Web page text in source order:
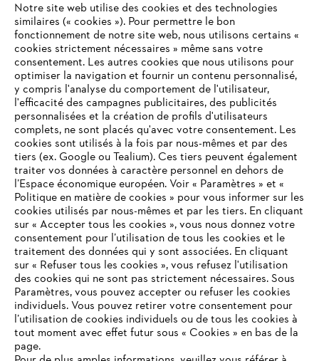
#STIHL
L'Entreprise
STIHL FAQ
Contact
Politique de protection des données
VOTRE NAVIGATEUR INTERNET
N'EST PLUS PRIS EN CHARGE
Vous utilisez un navigateur Internet que nous ne prenons plus
en charge, et certaines fonctionnalités de notre site ne
peuvent fonctionner correctement. Pour une utilisation
optimale de notre site, nous vous recommandons de passer à
Notre site web utilise des cookies et des technologies
similaires (« cookies »). Pour permettre le bon
fonctionnement de notre site web, nous utilisons certains «
cookies strictement nécessaires » même sans votre
consentement. Les autres cookies que nous utilisons pour
optimiser la navigation et fournir un contenu personnalisé,
y compris l'analyse du comportement de l'utilisateur,
l'efficacité des campagnes publicitaires, des publicités
personnalisées et la création de profils d'utilisateurs
complets, ne sont placés qu'avec votre consentement. Les
cookies sont utilisés à la fois par nous-mêmes et par des
tiers (ex. Google ou Tealium). Ces tiers peuvent également
traiter vos données à caractère personnel en dehors de
l’Espace économique européen. Voir « Paramètres » et «
Politique en matière de cookies » pour vous informer sur les
cookies utilisés par nous-mêmes et par les tiers. En cliquant
sur « Accepter tous les cookies », vous nous donnez votre
consentement pour l’utilisation de tous les cookies et le
traitement des données qui y sont associées. En cliquant
sur « Refuser tous les cookies », vous refusez l'utilisation
des cookies qui ne sont pas strictement nécessaires. Sous
Paramètres, vous pouvez accepter ou refuser les cookies
individuels. Vous pouvez retirer votre consentement pour
l’utilisation de cookies individuels ou de tous les cookies à
tout moment avec effet futur sous « Cookies » en bas de la
page.